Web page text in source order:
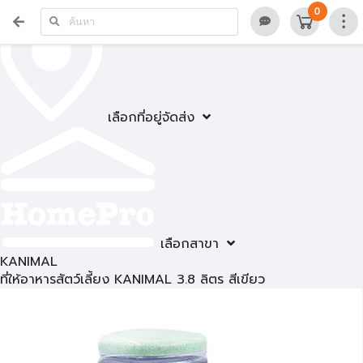
เลือกที่อยู่จัดส่ง
เลือกสาขา
0
KANIMAL
ที่ให้อาหารสัตว์เลี้ยง KANIMAL 3.8 ลิตร สีเขียว